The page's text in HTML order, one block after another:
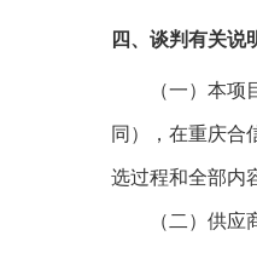
四、谈判有关说
（一）本
同），在重庆合
选过程和全部内
（二）供